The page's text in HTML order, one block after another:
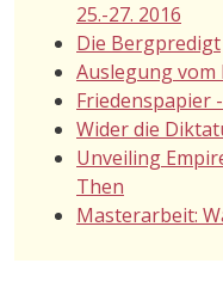
25.-27. 2016
Die Bergpredigt
Auslegung vom
Friedenspapier
Wider die
Unveiling
Then
Masterarbeit: